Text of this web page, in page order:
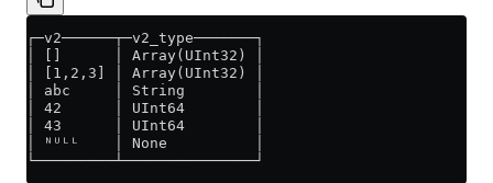
┌─v2──────┬─v2_type───────┐
│ []      │ Array(UInt32) │
│ [1,2,3] │ Array(UInt32) │
│ abc     │ String        │
│ 42      │ UInt64        │
│ 43      │ UInt64        │
│ ᴺᵁᴸᴸ    │ None          │
└─────────┴───────────────┘